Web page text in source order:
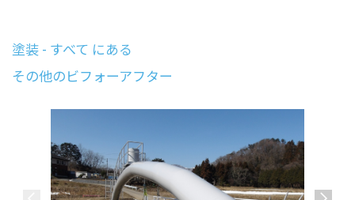
塗装 - すべて にある
その他のビフォーアフター